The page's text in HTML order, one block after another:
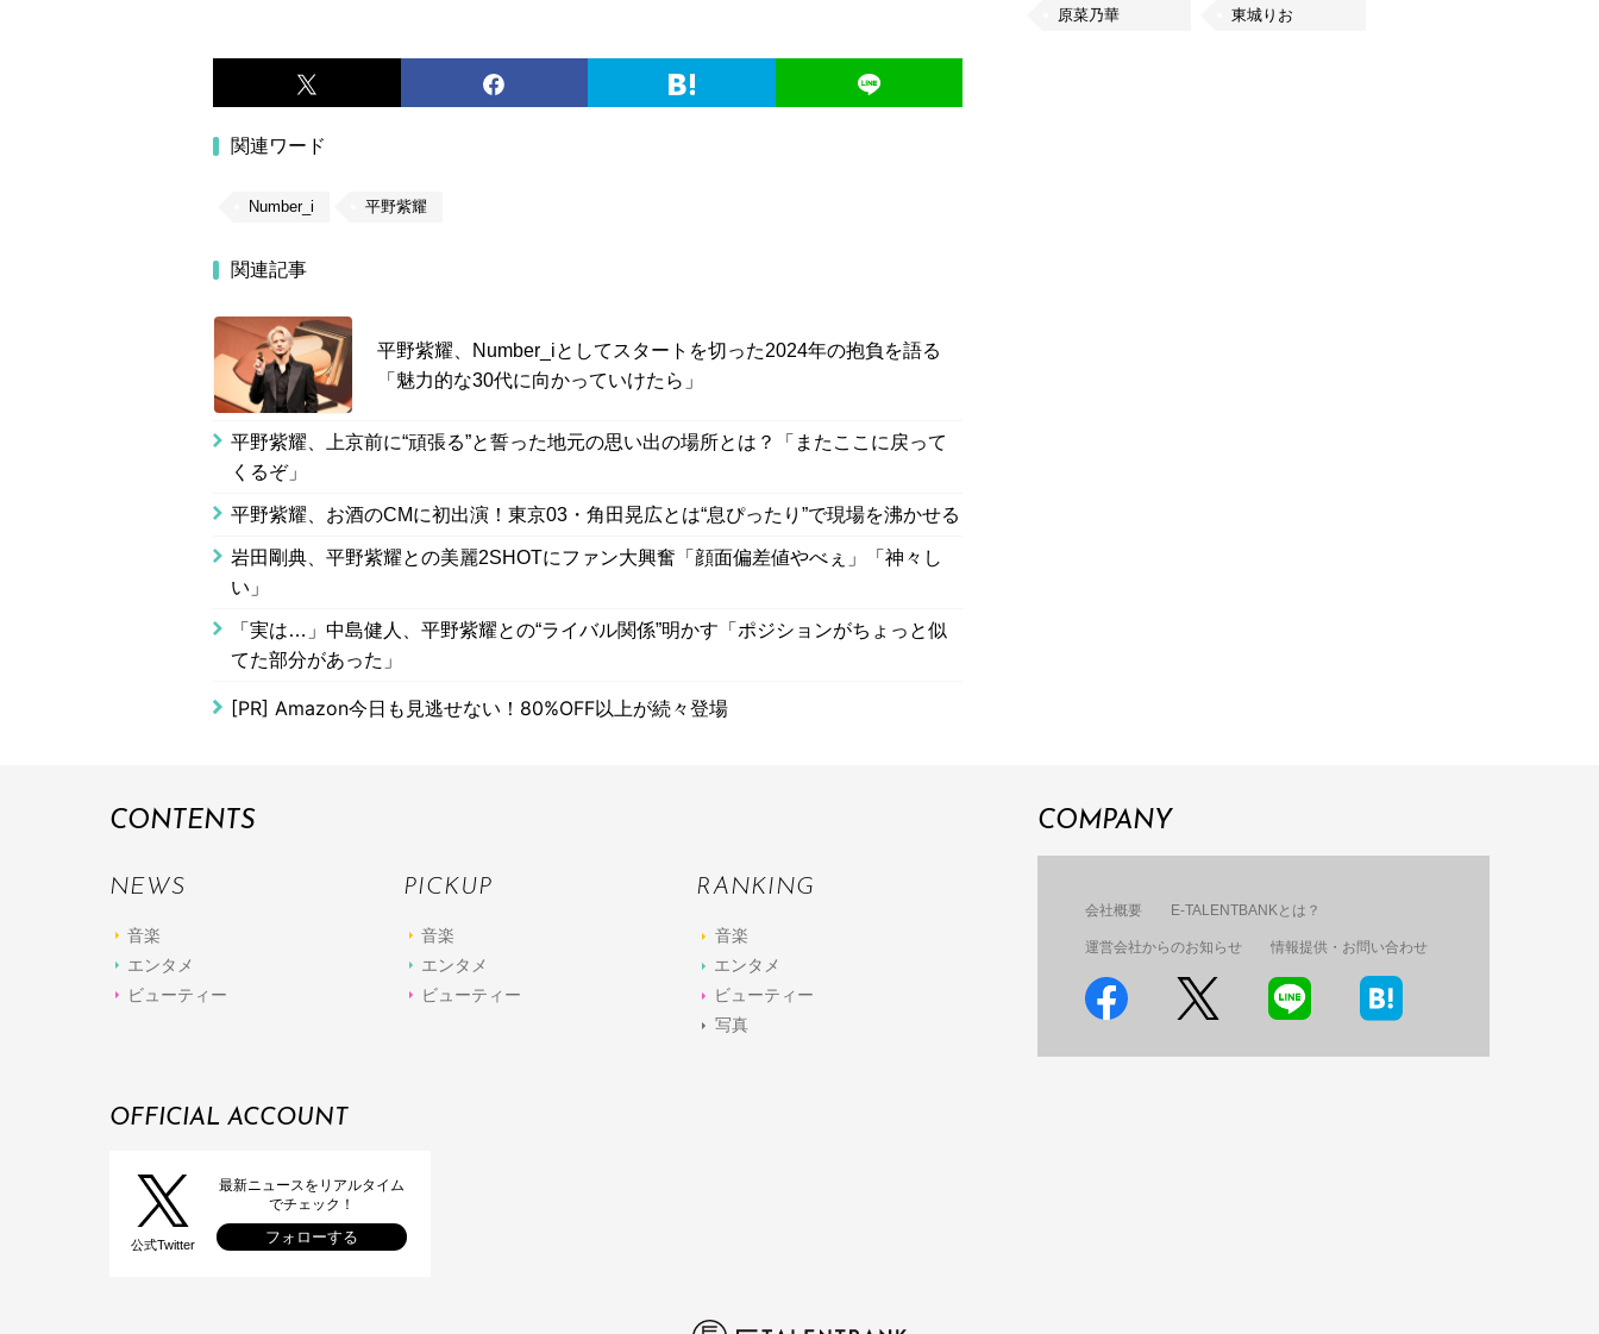
関連ワード
Number_i 平野紫耀
関連記事
平野紫耀、Number_iとしてスタートを切った2024年の抱負を語る
「魅力的な30代に向かっていけたら」
平野紫耀、上京前に“頑張る”と誓った地元の思い出の場所とは？「またここに戻って
くるぞ」
平野紫耀、お酒のCMに初出演！東京03・角田晃広とは“息ぴったり”で現場を沸かせる
岩田剛典、平野紫耀との美麗2SHOTにファン大興奮「顔面偏差値やべぇ」「神々し
い」
「実は…」中島健人、平野紫耀との“ライバル関係”明かす「ポジションがちょっと似
てた部分があった」
[PR] Amazon今日も見逃せない！80%OFF以上が続々登場
原菜乃華 東城りお
CONTENTS
NEWS
音楽
エンタメ
ビューティー
PICKUP
音楽
エンタメ
ビューティー
RANKING
音楽
エンタメ
ビューティー
写真
COMPANY
会社概要 E-TALENTBANKとは？
運営会社からのお知らせ 情報提供・お問い合わせ
OFFICIAL ACCOUNT
公式Twitter
最新ニュースをリアルタイム
でチェック！
フォローする